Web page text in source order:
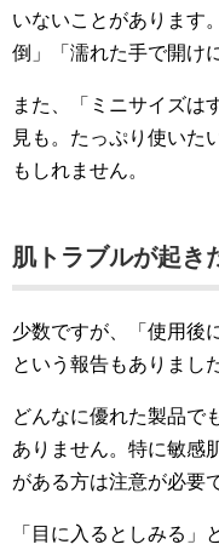
いないことがあります
倒」「濡れた手で開け
また、「ミニサイズは
見も。たっぷり使いた
もしれません。
肌トラブルが起き
少数ですが、「使用後
という報告もありまし
どんなに優れた製品で
ありません。特に敏感
がある方は注意が必要
「目に入るとしみる